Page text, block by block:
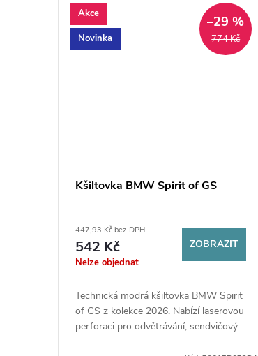
Akce
Novinka
774 Kč
–29 %
Kšiltovka BMW Spirit of GS
447,93 Kč bez DPH
542 Kč
Nelze objednat
ZOBRAZIT
Technická modrá kšiltovka BMW Spirit
of GS z kolekce 2026. Nabízí laserovou
perforaci pro odvětrávání, sendvičový